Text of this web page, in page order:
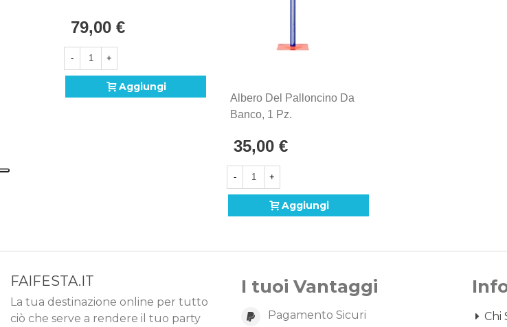
79,00 €
- +
Aggiungi
Albero Del Palloncino Da
Banco, 1 Pz.
35,00 €
- +
Aggiungi
FAIFESTA.IT
La tua destinazione online per tutto
ciò che serve a rendere il tuo party
I tuoi Vantaggi
Pagamento Sicuri
Chi